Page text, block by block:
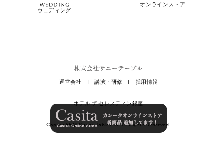
ウェディング
オンラインストア
運営会社 |講演・研修 | 採用情報
ホテル ザ セレスティン銀座
Copyright ©Sunny Table Ltd.All Rights Reserved.